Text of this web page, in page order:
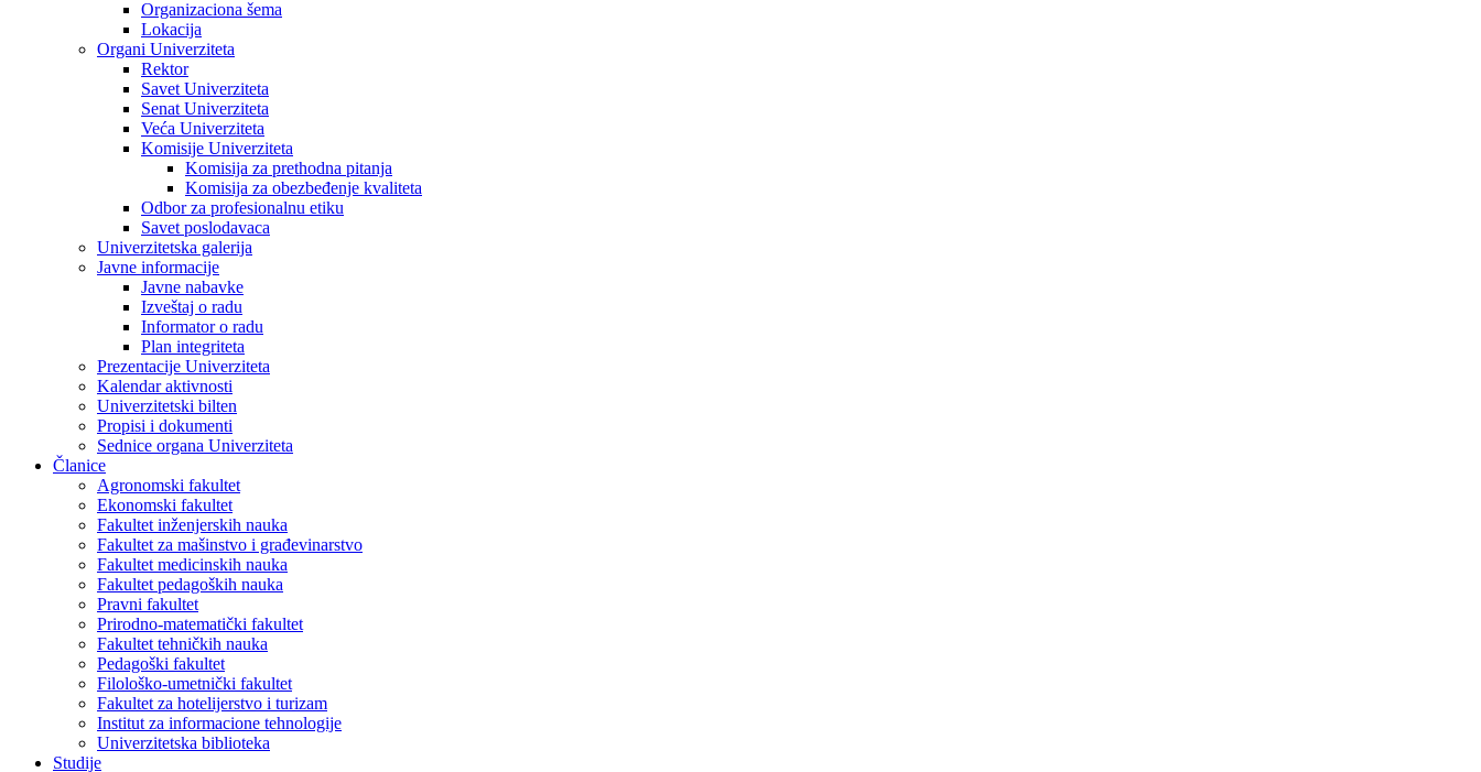
Organizaciona šema
Lokacija
Organi Univerziteta
Rektor
Savet Univerziteta
Senat Univerziteta
Veća Univerziteta
Komisije Univerziteta
Komisija za prethodna pitanja
Komisija za obezbeđenje kvaliteta
Odbor za profesionalnu etiku
Savet poslodavaca
Univerzitetska galerija
Javne informacije
Javne nabavke
Izveštaj o radu
Informator o radu
Plan integriteta
Prezentacije Univerziteta
Kalendar aktivnosti
Univerzitetski bilten
Propisi i dokumenti
Sednice organa Univerziteta
Članice
Agronomski fakultet
Ekonomski fakultet
Fakultet inženjerskih nauka
Fakultet za mašinstvo i građevinarstvo
Fakultet medicinskih nauka
Fakultet pedagoških nauka
Pravni fakultet
Prirodno-matematički fakultet
Fakultet tehničkih nauka
Pedagoški fakultet
Filološko-umetnički fakultet
Fakultet za hotelijerstvo i turizam
Institut za informacione tehnologije
Univerzitetska biblioteka
Studije